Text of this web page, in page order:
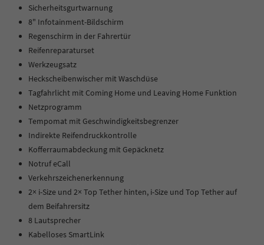
Sicherheitsgurtwarnung
8" Infotainment-Bildschirm
Regenschirm in der Fahrertür
Reifenreparaturset
Werkzeugsatz
Heckscheibenwischer mit Waschdüse
Tagfahrlicht mit Coming Home und Leaving Home Funktion
Netzprogramm
Tempomat mit Geschwindigkeitsbegrenzer
Indirekte Reifendruckkontrolle
Kofferraumabdeckung mit Gepäcknetz
Notruf eCall
Verkehrszeichenerkennung
2× i-Size und 2× Top Tether hinten, i-Size und Top Tether auf
dem Beifahrersitz
8 Lautsprecher
Kabelloses SmartLink